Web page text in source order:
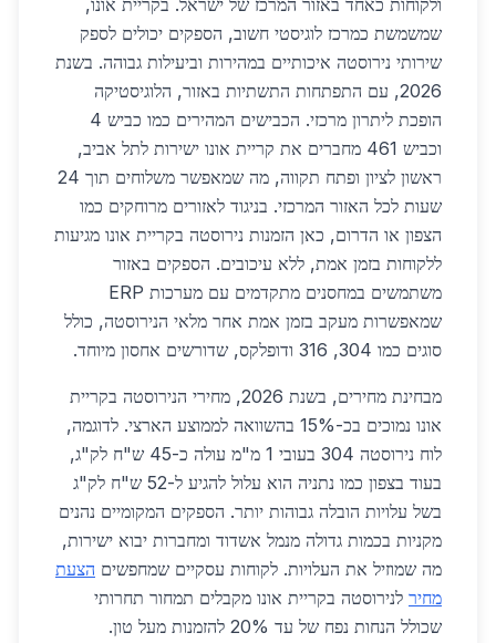
ולקוחות כאחד באזור המרכז של ישראל. בקריית אונו,
שמשמשת כמרכז לוגיסטי חשוב, הספקים יכולים לספק
שירותי נירוסטה איכותיים במהירות וביעילות גבוהה. בשנת
2026, עם התפתחות התשתיות באזור, הלוגיסטיקה
הופכת ליתרון מרכזי. הכבישים המהירים כמו כביש 4
וכביש 461 מחברים את קריית אונו ישירות לתל אביב,
ראשון לציון ופתח תקווה, מה שמאפשר משלוחים תוך 24
שעות לכל האזור המרכזי. בניגוד לאזורים מרוחקים כמו
הצפון או הדרום, כאן הזמנות נירוסטה בקריית אונו מגיעות
ללקוחות בזמן אמת, ללא עיכובים. הספקים באזור
משתמשים במחסנים מתקדמים עם מערכות ERP
שמאפשרות מעקב בזמן אמת אחר מלאי הנירוסטה, כולל
סוגים כמו 304, 316 ודופלקס, שדורשים אחסון מיוחד.
מבחינת מחירים, בשנת 2026, מחירי הנירוסטה בקריית
אונו נמוכים בכ-15% בהשוואה לממוצע הארצי. לדוגמה,
לוח נירוסטה 304 בעובי 1 מ"מ עולה כ-45 ש"ח לק"ג,
בעוד בצפון כמו נתניה הוא עלול להגיע ל-52 ש"ח לק"ג
בשל עלויות הובלה גבוהות יותר. הספקים המקומיים נהנים
מקניות בכמות גדולה מנמל אשדוד ומחברות יבוא ישירות,
מה שמוזיל את העלויות. לקוחות עסקיים שמחפשים הצעת
מחיר לנירוסטה בקריית אונו מקבלים תמחור תחרותי
שכולל הנחות נפח של עד 20% להזמנות מעל טון.